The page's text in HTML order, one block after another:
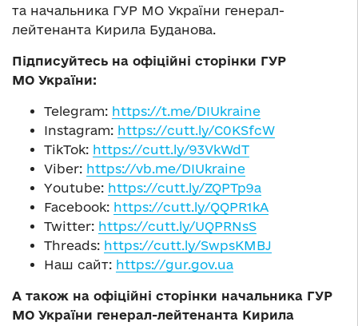
та начальника ГУР МО України генерал-
лейтенанта Кирила Буданова.
Підписуйтесь на офіційні сторінки ГУР
МО України:
Telegram: https://t.me/DIUkraine
Instagram: https://cutt.ly/C0KSfcW
TikTok: https://cutt.ly/93VkWdT
Viber: https://vb.me/DIUkraine
Youtube: https://cutt.ly/ZQPTp9a
Facebook: https://cutt.ly/QQPR1kA
Twitter: https://cutt.ly/UQPRNsS
Threads: https://cutt.ly/SwpsKMBJ
Наш сайт: https://gur.gov.ua
А також на офіційні сторінки начальника ГУР
МО України генерал-лейтенанта Кирила